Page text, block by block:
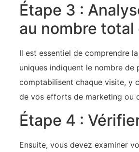
Étape 3 :
au nombre
Il est essentiel de comprendre
uniques indiquent le nombre
comptabilisent chaque visite, y
de vos efforts de marketing ou
Étape 4 :
Ensuite, vous devez examiner